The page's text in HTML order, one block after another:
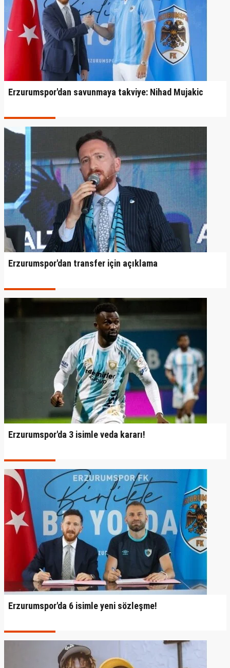
Erzurumspor'dan savunmaya takviye: Nihad Mujakic
Erzurumspor'dan transfer için açıklama
Erzurumspor'da 3 isimle veda kararı!
Erzurumspor'da 6 isimle yeni sözleşme!